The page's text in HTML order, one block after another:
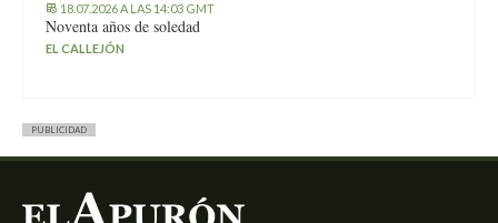
18.07.2026 A LAS 14:03 GMT
Noventa años de soledad
EL CALLEJÓN
PUBLICIDAD